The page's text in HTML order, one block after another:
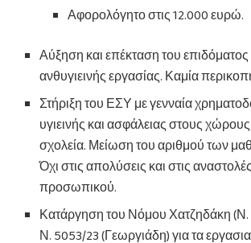
Αφορολόγητο στις 12.000 ευρώ.
Αύξηση και επέκταση του επιδόματος
ανθυγιεινής εργασίας. Καμία
Στήριξη του ΕΣΥ με γενναία
υγιεινής και ασφάλειας στους
σχολεία. Μείωση του αριθμού των
Όχι στις απολύσεις και στις
προσωπικού.
Κατάργηση του Νόμου Χατζηδάκη (Ν.
Ν. 5053/23 (Γεωργιάδη) για τα